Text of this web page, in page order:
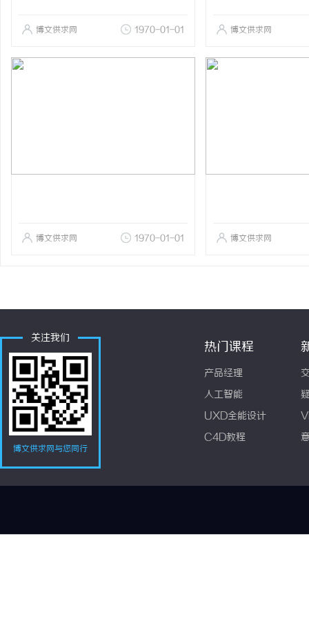
博文供求网 1970-01-01 博文供求网
博文供求网 1970-01-01 博文供求网
关注我们
博文供求网与您同行
热门课程
产品经理
人工智能
UXD全能设计
C4D教程